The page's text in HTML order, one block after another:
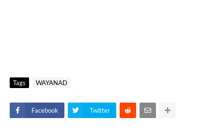
Tags WAYANAD
Facebook Twitter